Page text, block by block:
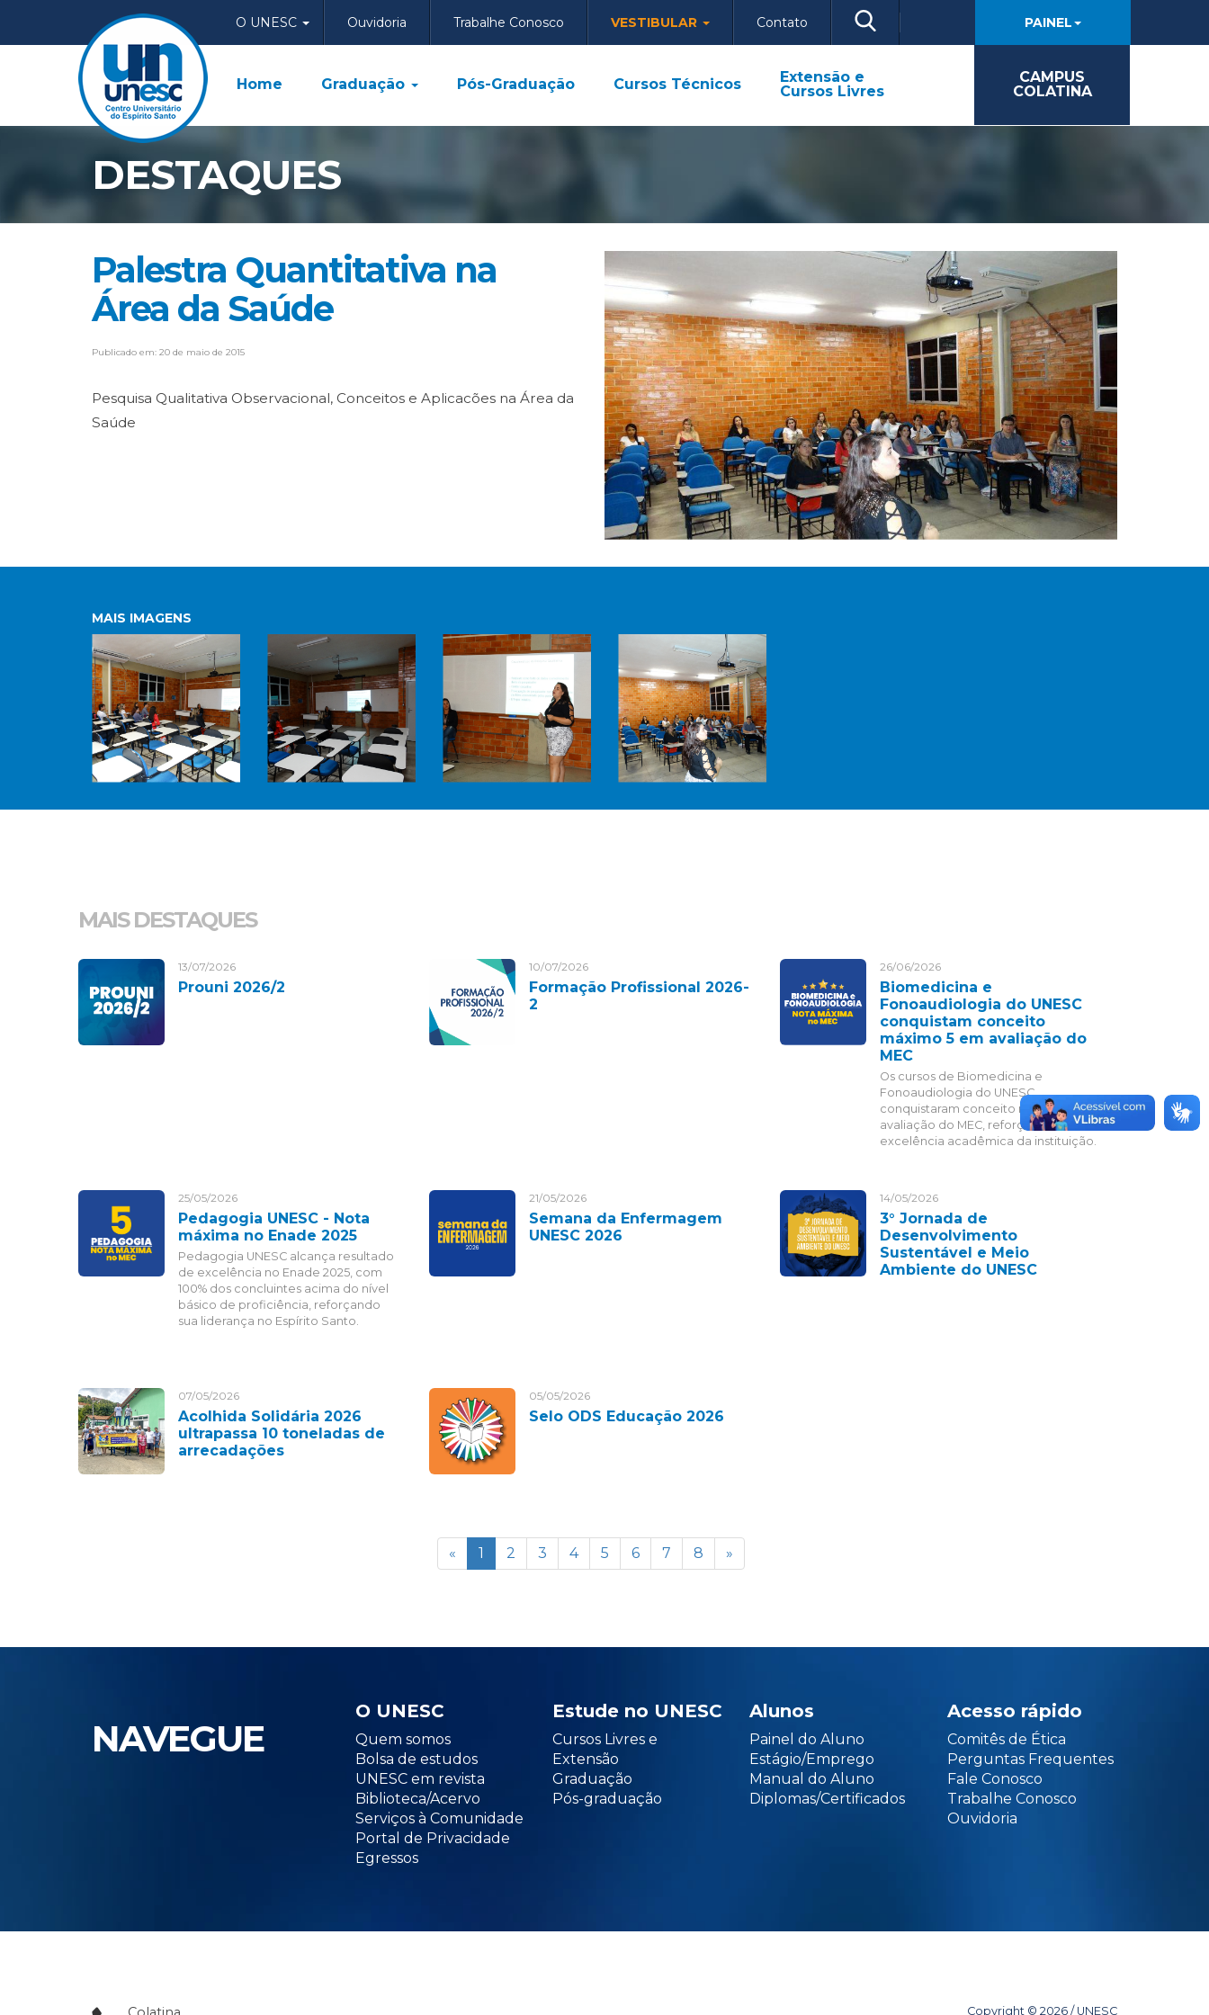
O UNESC Ouvidoria Trabalhe Conosco VESTIBULAR Contato PAINEL
Home Graduação Pós-Graduação Cursos Técnicos
Extensão e
Cursos Livres
CAMPUS
COLATINA
DESTAQUES
Palestra Quantitativa na
Área da Saúde
Publicado em: 20 de maio de 2015
Pesquisa Qualitativa Observacional, Conceitos e Aplicacões na Área da
Saúde
MAIS IMAGENS
MAIS DESTAQUES
13/07/2026
Prouni 2026/2
10/07/2026
Formação Profissional 2026-
2
26/06/2026
Biomedicina e
Fonoaudiologia do UNESC
conquistam conceito
máximo 5 em avaliação do
MEC
Os cursos de Biomedicina e
Fonoaudiologia do UNESC
conquistaram conceito máximo 5 em
avaliação do MEC, reforçando a
excelência acadêmica da instituição.
25/05/2026
Pedagogia UNESC - Nota
máxima no Enade 2025
Pedagogia UNESC alcança resultado
de excelência no Enade 2025, com
100% dos concluintes acima do nível
básico de proficiência, reforçando
sua liderança no Espírito Santo.
21/05/2026
Semana da Enfermagem
UNESC 2026
14/05/2026
3° Jornada de
Desenvolvimento
Sustentável e Meio
Ambiente do UNESC
07/05/2026
Acolhida Solidária 2026
ultrapassa 10 toneladas de
arrecadações
05/05/2026
Selo ODS Educação 2026
« 1 2 3 4 5 6 7 8 »
NAVEGUE
O UNESC
Quem somos
Bolsa de estudos
UNESC em revista
Biblioteca/Acervo
Serviços à Comunidade
Portal de Privacidade
Egressos
Estude no UNESC
Cursos Livres e
Extensão
Graduação
Pós-graduação
Alunos
Painel do Aluno
Estágio/Emprego
Manual do Aluno
Diplomas/Certificados
Acesso rápido
Comitês de Ética
Perguntas Frequentes
Fale Conosco
Trabalhe Conosco
Ouvidoria
Copyright © 2026 / UNESC